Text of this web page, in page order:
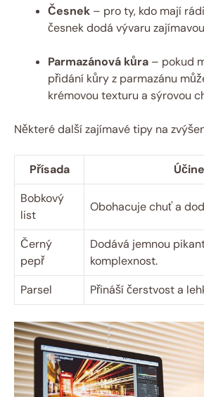
Česnek – pro ty, kdo mají
česnek dodá vývaru
Parmazánová kůra – pokud
přidání kůry z parmazánu
krémovou texturu a sýrovou
Některé další zajímavé tipy na
Přísada
Bobkový
list
Obohacuje chuť a
Černý
pepř
Dodává jemnou
komplexnost.
Parsel
Přináší čerstvost a